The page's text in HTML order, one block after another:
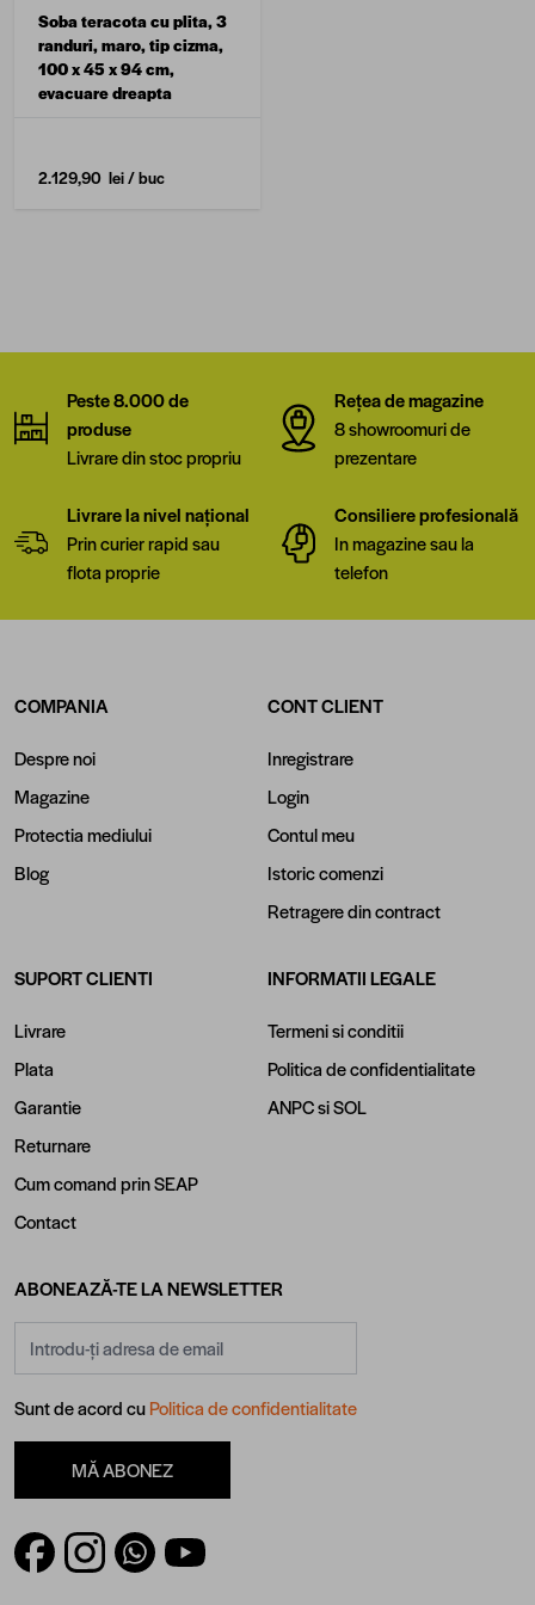
Soba teracota cu plita, 3
randuri, maro, tip cizma,
100 x 45 x 94 cm,
evacuare dreapta
2.129,90 lei/ buc
Peste 8.000 de
produse
Livrare din stoc propriu
Rețea de magazine
8 showroomuri de
prezentare
Livrare la nivel național
Prin curier rapid sau
flota proprie
Consiliere profesională
In magazine sau la
telefon
COMPANIA
Despre noi
Magazine
Protectia mediului
Blog
CONT CLIENT
Inregistrare
Login
Contul meu
Istoric comenzi
Retragere din contract
SUPORT CLIENTI
Livrare
Plata
Garantie
Returnare
Cum comand prin SEAP
Contact
INFORMATII LEGALE
Termeni si conditii
Politica de confidentialitate
ANPCsiSOL
ABONEAZĂ-TE LA NEWSLETTER
Sunt de acord cuPolitica de confidentialitate
MĂ ABONEZ